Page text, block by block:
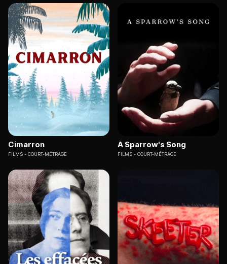
Cimarron
FILMS COURT-MÉTRAGE
A Sparrow's Song
FILMS COURT-MÉTRAGE